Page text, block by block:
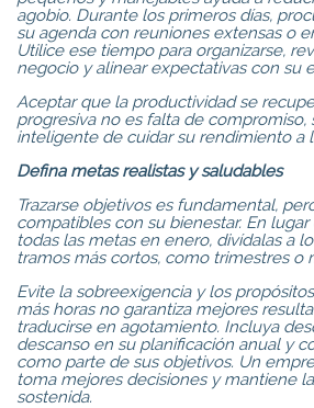
agobio. Durante los primeros días,
su agenda con reuniones extensas o
Utilice ese tiempo para organizarse,
negocio y alinear expectativas con su
Aceptar que la productividad se
progresiva no es falta de compromiso,
inteligente de cuidar su rendimiento a
Defina metas realistas y saludables
Trazarse objetivos es fundamental,
compatibles con su bienestar. En
todas las metas en enero, divídalas a
tramos más cortos, como trimestres o
Evite la sobreexigencia y los
más horas no garantiza mejores
traducirse en agotamiento. Incluya
descanso en su planificación anual y
como parte de sus objetivos. Un
toma mejores decisiones y mantiene
sostenida.